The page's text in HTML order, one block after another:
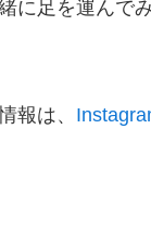
に足を運んで
報は、